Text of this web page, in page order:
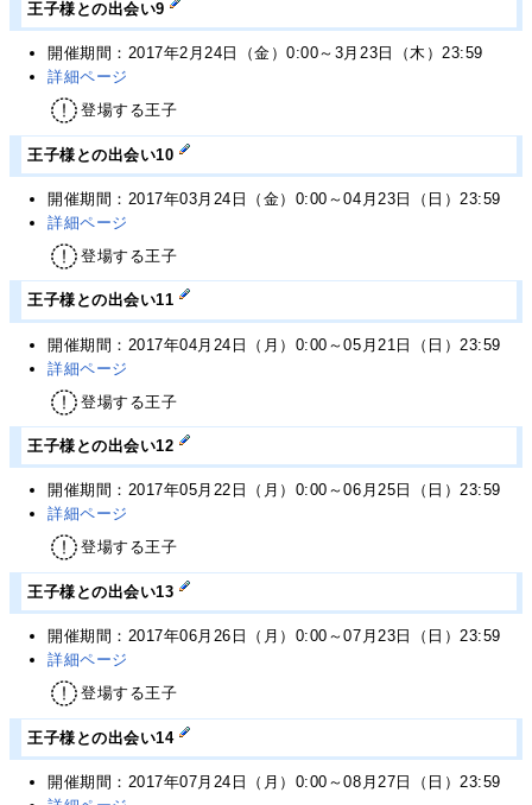
王子様との出会い9
開催期間：2017年2月24日（金）0:00～3月23日（木）23:59
詳細ページ
登場する王子
王子様との出会い10
開催期間：2017年03月24日（金）0:00～04月23日（日）23:59
詳細ページ
登場する王子
王子様との出会い11
開催期間：2017年04月24日（月）0:00～05月21日（日）23:59
詳細ページ
登場する王子
王子様との出会い12
開催期間：2017年05月22日（月）0:00～06月25日（日）23:59
詳細ページ
登場する王子
王子様との出会い13
開催期間：2017年06月26日（月）0:00～07月23日（日）23:59
詳細ページ
登場する王子
王子様との出会い14
開催期間：2017年07月24日（月）0:00～08月27日（日）23:59